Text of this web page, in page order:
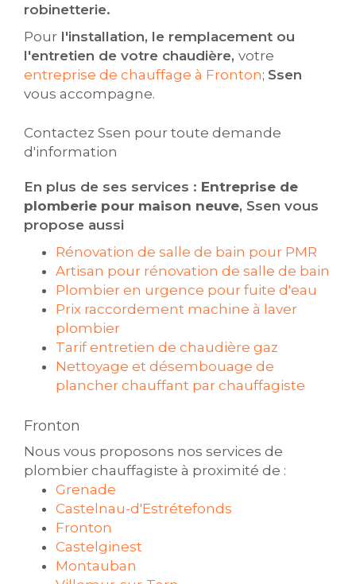
robinetterie.
Pour l'installation, le remplacement ou
l'entretien de votre chaudière, votre
entreprise de chauffage à Fronton; Ssen
vous accompagne.
Contactez Ssen pour toute demande
d'information
En plus de ses services : Entreprise de
plomberie pour maison neuve, Ssen vous
propose aussi
Rénovation de salle de bain pour PMR
Artisan pour rénovation de salle de bain
Plombier en urgence pour fuite d'eau
Prix raccordement machine à laver
plombier
Tarif entretien de chaudière gaz
Nettoyage et désembouage de
plancher chauffant par chauffagiste
Fronton
Nous vous proposons nos services de
plombier chauffagiste à proximité de :
Grenade
Castelnau-d'Estrétefonds
Fronton
Castelginest
Montauban